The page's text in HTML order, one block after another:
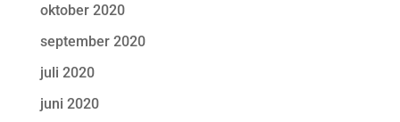
oktober 2020
september 2020
juli 2020
juni 2020